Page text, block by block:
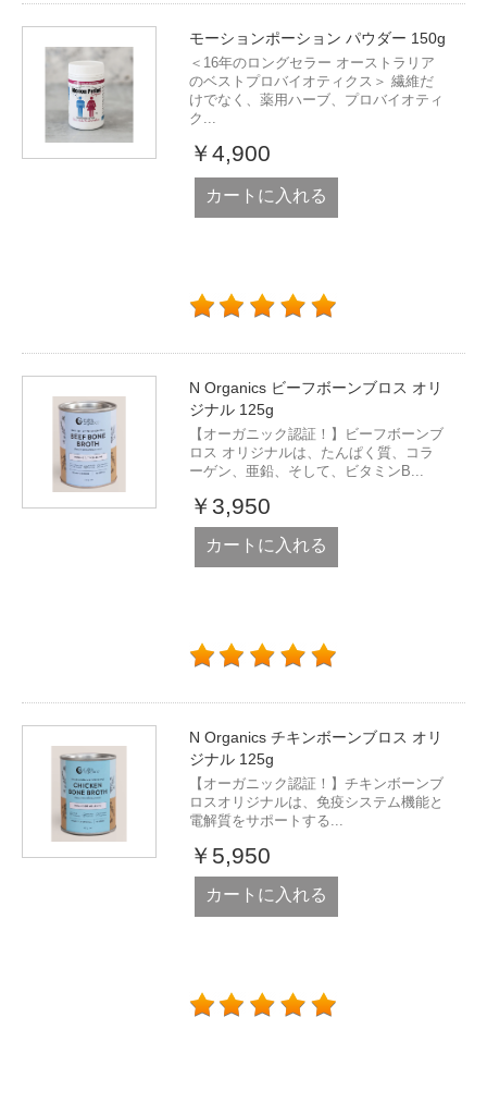
モーションポーション パウダー 150g
＜16年のロングセラー オーストラリア
のベストプロバイオティクス＞ 繊維だ
けでなく、薬用ハーブ、プロバイオティ
ク...
￥4,900
カートに入れる
N Organics ビーフボーンブロス オリ
ジナル 125g
【オーガニック認証！】ビーフボーンブ
ロス オリジナルは、たんぱく質、コラ
ーゲン、亜鉛、そして、ビタミンB...
￥3,950
カートに入れる
N Organics チキンボーンブロス オリ
ジナル 125g
【オーガニック認証！】チキンボーンブ
ロスオリジナルは、免疫システム機能と
電解質をサポートする...
￥5,950
カートに入れる